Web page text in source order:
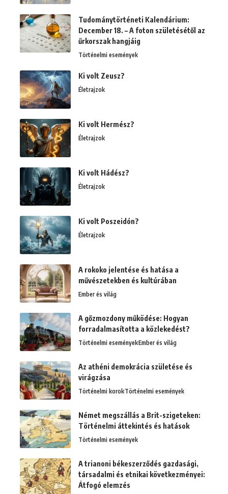
Tudománytörténeti Kalendárium:
December 18. – A foton születésétől az
űrkorszak hangjáig
Történelmi események
Ki volt Zeusz?
Életrajzok
Ki volt Hermész?
Életrajzok
Ki volt Hádész?
Életrajzok
Ki volt Poszeidón?
Életrajzok
A rokoko jelentése és hatása a
művészetekben és kultúrában
Ember és világ
A gőzmozdony működése: Hogyan
forradalmasította a közlekedést?
Történelmi eseményekEmber és világ
Az athéni demokrácia születése és
virágzása
Történelmi korokTörténelmi események
Német megszállás a Brit-szigeteken:
Történelmi áttekintés és hatások
Történelmi események
A trianoni békeszerződés gazdasági,
társadalmi és etnikai következményei:
Átfogó elemzés